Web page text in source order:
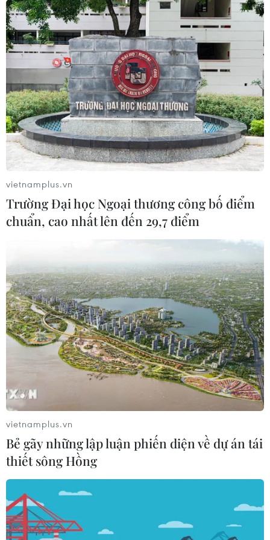
vietnamplus.vn
Trường Đại học Ngoại thương công bố điểm
chuẩn, cao nhất lên đến 29,7 điểm
vietnamplus.vn
Bẻ gãy những lập luận phiến diện về dự án tái
thiết sông Hồng